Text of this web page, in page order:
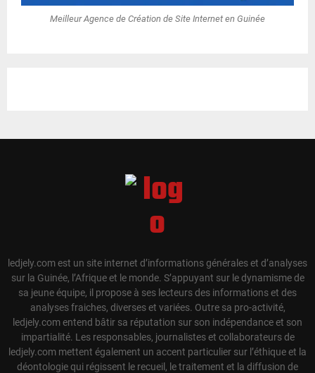
Meilleur Agence de Création de Site Internet en Guinée
ledjely.com est un site internet d’informations générales et d’analyses
sur la Guinée, l’Afrique et le monde. S’appuyant sur le dynamisme de
sa jeune équipe, il propose à ses lecteurs des informations et des
analyses fraiches, diverses et variées. Outre sa pro-activité,
ledjely.com entend bâtir sa réputation sur son indépendance et son
impartialité. Les responsables, journalistes et collaborateurs de
ledjely.com mettent également un accent particulier sur l’éthique et la
déontologie qui régissent le recueil, le traitement et la diffusion de